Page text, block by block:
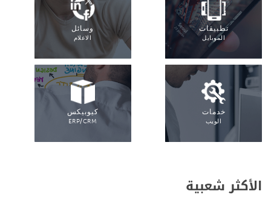
تطبيقات
الموبايل
وسائل
الاعلام
خدمات
الويب
كيوبيكس
ERP/CRM
الأكثر شعبية